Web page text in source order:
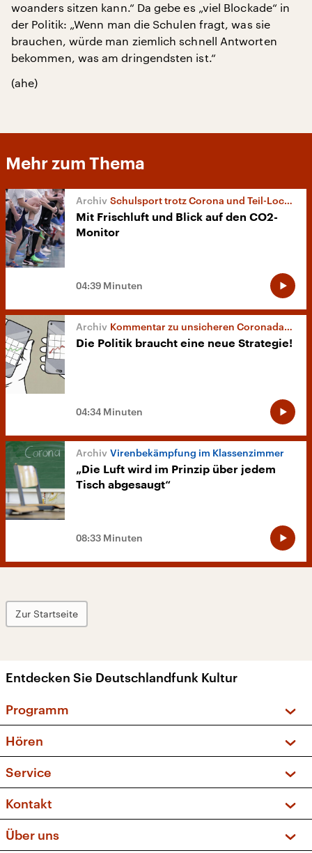
woanders sitzen kann.“ Da gebe es „viel Blockade“ in
der Politik: „Wenn man die Schulen fragt, was sie
brauchen, würde man ziemlich schnell Antworten
bekommen, was am dringendsten ist.“
(ahe)
Mehr zum Thema
Schulsport trotz Corona und Teil-Lockdown
Mit Frischluft und Blick auf den CO2-
Monitor
04:39 Minuten
Kommentar zu unsicheren Coronadaten
Die Politik braucht eine neue Strategie!
04:34 Minuten
Virenbekämpfung im Klassenzimmer
„Die Luft wird im Prinzip über jedem
Tisch abgesaugt“
08:33 Minuten
Zur Startseite
Entdecken Sie Deutschlandfunk Kultur
Programm
Sendungen und Podcasts
Musikliste
Kakadu – Das Kinderprogramm
Hören
Frequenzen (UKW + DAB+)
Service
FAQ
Apps
Newsletter
Kontakt
Über uns